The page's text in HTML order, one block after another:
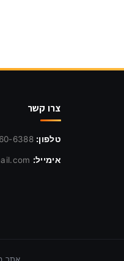
צרו קשר
טלפון: 6388
אימייל: